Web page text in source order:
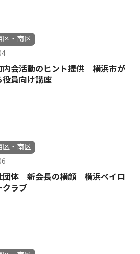
区・南区
内会活動のヒント提供 横浜市が
役員向け講座
区・南区
団体 新会長の横顔 横浜ベイロ
クラブ